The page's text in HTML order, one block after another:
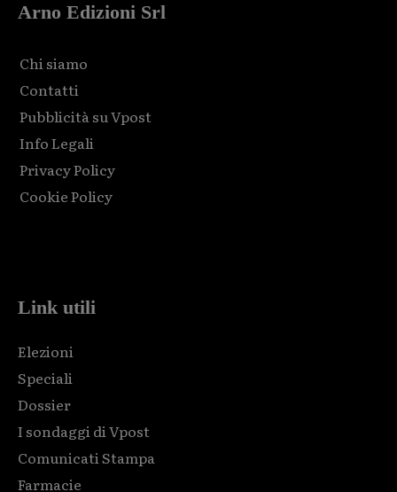
Arno Edizioni Srl
Chi siamo
Contatti
Pubblicità su Vpost
Info Legali
Privacy Policy
Cookie Policy
Link utili
Elezioni
Speciali
Dossier
I sondaggi di Vpost
Comunicati Stampa
Farmacie